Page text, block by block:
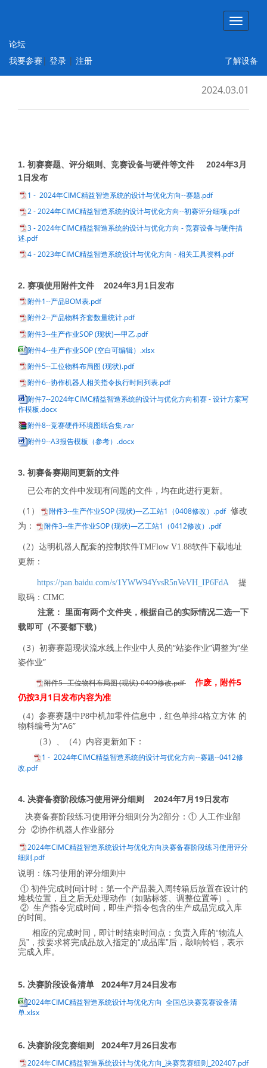
论坛
我要参赛| 登录 | 注册 了解设备
智能制造工程设计与应用类赛项：精益智造
系统设计与优化方向
2024.03.01
1. 初赛赛题、评分细则、竞赛设备与硬件等文件 2024年3月
1日发布
1 - 2024年CIMC精益智造系统的设计与优化方向--赛题.pdf
2 - 2024年CIMC精益智造系统的设计与优化方向--初赛评分细项.pdf
3 - 2024年CIMC精益智造系统的设计与优化方向 - 竞赛设备与硬件描
述.pdf
4 - 2023年CIMC精益智造系统设计与优化方向 - 相关工具资料.pdf
2. 赛项使用附件文件 2024年3月1日发布
附件1--产品BOM表.pdf
附件2--产品物料齐套数量统计.pdf
附件3--生产作业SOP (现状)—甲乙.pdf
附件4--生产作业SOP (空白可编辑）.xlsx
附件5--工位物料布局图 (现状).pdf
附件6--协作机器人相关指令执行时间列表.pdf
附件7--2024年CIMC精益智造系统的设计与优化方向初赛 - 设计方案写
作模板.docx
附件8--竞赛硬件环境图纸合集.rar
附件9--A3报告模板（参考）.docx
3. 初赛备赛期间更新的文件
已公布的文件中发现有问题的文件，均在此进行更新。
（1） 附件3--生产作业SOP (现状)—乙工站1（0408修改）.pdf修改
为：
附件3--生产作业SOP (现状)—乙工站1（0412修改）.pdf
（2）达明机器人配套的控制软件TMFlow V1.88软件下载地址
更新：
https://pan.baidu.com/s/1YWW94YvsR5nVeVH_IP6FdA 提
取码：CIMC
注意： 里面有两个文件夹，根据自己的实际情况二选一下
载即可（不要都下载）
（3）初赛赛题现状流水线上作业中人员的“站姿作业”调整为“坐
姿作业”
附件5--工位物料布局图 (现状)-0409修改.pdf
作废，附件5
仍按3月1日发布内容为准
（4）参赛赛题中P8中机加零件信息中， 红色单排4格立方体 的
物料编号为“A6”
（3）、（4）内容更新如下：
1 - 2024年CIMC精益智造系统的设计与优化方向--赛题--0412修
改.pdf
4. 决赛备赛阶段练习使用评分细则 2024年7月19日发布
决赛备赛阶段练习使用评分细则分为2部分：① 人工作业部
分 ②协作机器人作业部分
2024年CIMC精益智造系统设计与优化方向决赛备赛阶段练习使用评分
细则.pdf
说明：练习使用的评分细则中
① 初件完成时间计时：第一个产品装入周转箱后放置在设计的
堆栈位置，且之后无处理动作（如贴标签、调整位置等）。
② 生产指令完成时间，即生产指令包含的生产成品完成入库
的时间。
相应的完成时间，即计时结束时间点：负责入库的“物流人
员”，按要求将完成品放入指定的“成品库”后，敲响铃铛，表示
完成入库。
5. 决赛阶段设备清单 2024年7月24日发布
2024年CIMC精益智造系统设计与优化方向 全国总决赛竞赛设备清
单.xlsx
6. 决赛阶段竞赛细则 2024年7月26日发布
2024年CIMC精益智造系统设计与优化方向_决赛竞赛细则_202407.pdf